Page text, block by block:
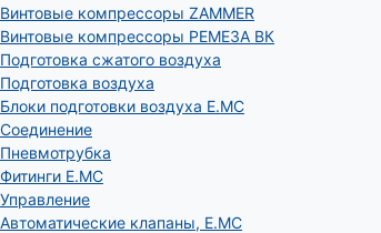
Винтовые компрессоры ZAMMER
Винтовые компрессоры РЕМЕЗА ВК
Подготовка сжатого воздуха
Подготовка воздуха
Блоки подготовки воздуха E.MC
Соединение
Пневмотрубка
Фитинги E.MC
Управление
Автоматические клапаны, Е.МС